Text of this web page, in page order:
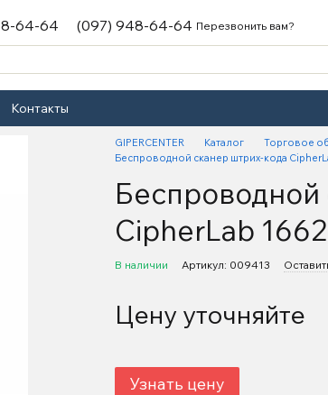
64-64 (097) 948-64-64 Перезвонить вам?
Контакты
GIPERCENTER Каталог Торговое
Беспроводной сканер штрих-кода
Беспроводной
CipherLab
В наличии Артикул: 009413
Цену уточняйте
Узнать цену